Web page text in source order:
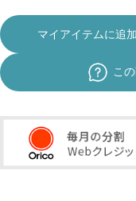
マイアイテムに追加
こ